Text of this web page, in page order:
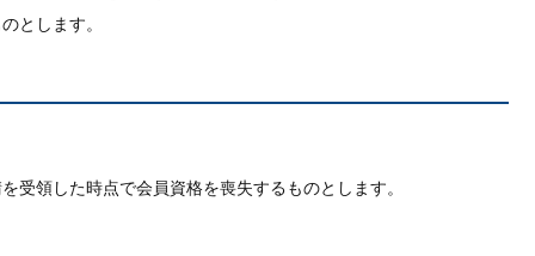
とします。
領した時点で会員資格を喪失するものとします。